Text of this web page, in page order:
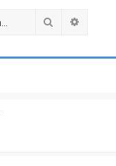
Rechercher